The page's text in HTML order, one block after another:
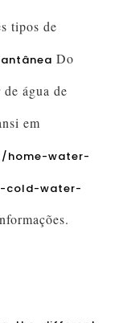
tipos de
Do
água de
em
home-water-
cold-water-